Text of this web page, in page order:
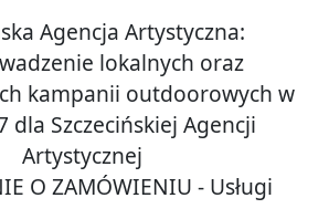
Agencja Artystyczna:
lokalnych oraz
kampanii outdoorowych w
dla Szczecińskiej Agencji
Artystycznej
O ZAMÓWIENIU - Usługi